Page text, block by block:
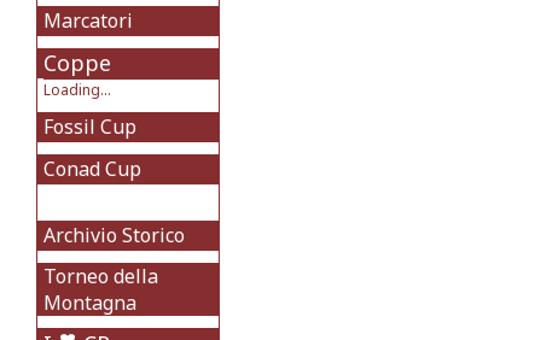
Marcatori
Coppe
Loading...
Fossil Cup
Conad Cup
Archivio Storico
Torneo della
Montagna